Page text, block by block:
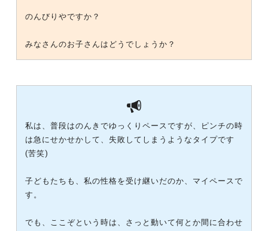
のんびりやですか？
みなさんのお子さんはどうでしょうか？
私は、普段はのんきでゆっくりペースですが、ピンチの時
は急にせかせかして、失敗してしまうようなタイプです
(苦笑)
子どもたちも、私の性格を受け継いだのか、マイペースで
す。
でも、ここぞという時は、さっと動いて何とか間に合わせ